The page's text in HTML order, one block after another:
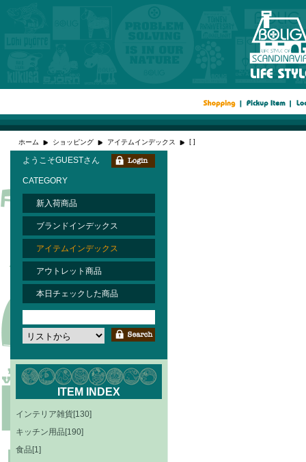
ホーム ショッピング アイテムインデックス [ ]
ようこそGUESTさん
CATEGORY
新入荷商品
ブランドインデックス
アイテムインデックス
アウトレット商品
本日チェックした商品
ITEM INDEX
インテリア雑貨[130]
キッチン用品[190]
食品[1]